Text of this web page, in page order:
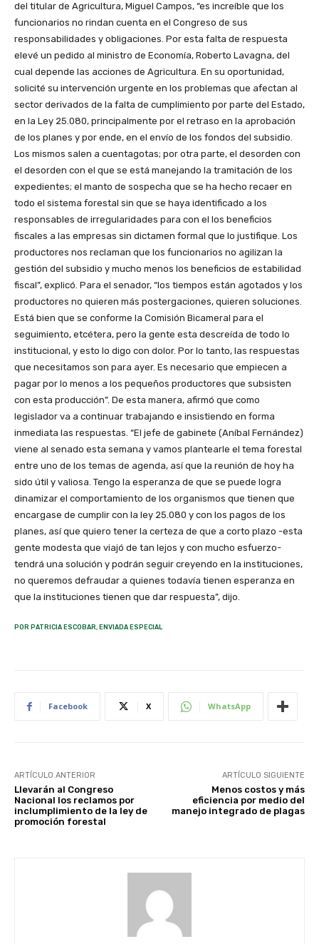
del titular de Agricultura, Miguel Campos, “es increíble que los
funcionarios no rindan cuenta en el Congreso de sus
responsabilidades y obligaciones. Por esta falta de respuesta
elevé un pedido al ministro de Economía, Roberto Lavagna, del
cual depende las acciones de Agricultura. En su oportunidad,
solicité su intervención urgente en los problemas que afectan al
sector derivados de la falta de cumplimiento por parte del Estado,
en la Ley 25.080, principalmente por el retraso en la aprobación
de los planes y por ende, en el envío de los fondos del subsidio.
Los mismos salen a cuentagotas; por otra parte, el desorden con
el desorden con el que se está manejando la tramitación de los
expedientes; el manto de sospecha que se ha hecho recaer en
todo el sistema forestal sin que se haya identificado a los
responsables de irregularidades para con el los beneficios
fiscales a las empresas sin dictamen formal que lo justifique. Los
productores nos reclaman que los funcionarios no agilizan la
gestión del subsidio y mucho menos los beneficios de estabilidad
fiscal”, explicó. Para el senador, “los tiempos están agotados y los
productores no quieren más postergaciones, quieren soluciones.
Está bien que se conforme la Comisión Bicameral para el
seguimiento, etcétera, pero la gente esta descreída de todo lo
institucional, y esto lo digo con dolor. Por lo tanto, las respuestas
que necesitamos son para ayer. Es necesario que empiecen a
pagar por lo menos a los pequeños productores que subsisten
con esta producción”. De esta manera, afirmó que como
legislador va a continuar trabajando e insistiendo en forma
inmediata las respuestas. “El jefe de gabinete (Aníbal Fernández)
viene al senado esta semana y vamos plantearle el tema forestal
entre uno de los temas de agenda, así que la reunión de hoy ha
sido útil y valiosa. Tengo la esperanza de que se puede logra
dinamizar el comportamiento de los organismos que tienen que
encargase de cumplir con la ley 25.080 y con los pagos de los
planes, así que quiero tener la certeza de que a corto plazo -esta
gente modesta que viajó de tan lejos y con mucho esfuerzo-
tendrá una solución y podrán seguir creyendo en la instituciones,
no queremos defraudar a quienes todavía tienen esperanza en
que la instituciones tienen que dar respuesta”, dijo.
POR PATRICIA ESCOBAR, ENVIADA ESPECIAL
Facebook X WhatsApp
ARTÍCULO ANTERIOR
Llevarán al Congreso
Nacional los reclamos por
inclumplimiento de la ley de
promoción forestal
ARTÍCULO SIGUIENTE
Menos costos y más
eficiencia por medio del
manejo integrado de plagas